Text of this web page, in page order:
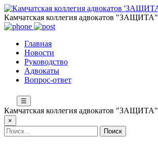
Камчатская коллегия адвокатов "ЗАЩИТА"
Главная
Новости
Руководство
Адвокаты
Вопрос-ответ
☰
Камчатская коллегия адвокатов "ЗАЩИТА"
×